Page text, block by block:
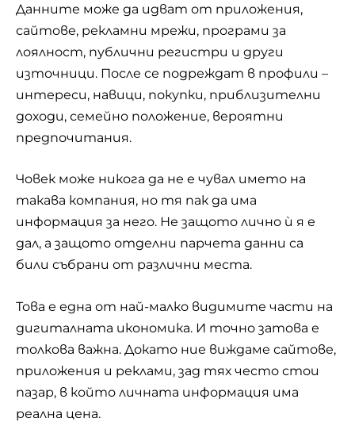
Данните може да идват от приложения,
сайтове, рекламни мрежи, програми за
лоялност, публични регистри и други
източници. После се подреждат в профили –
интереси, навици, покупки, приблизителни
доходи, семейно положение, вероятни
предпочитания.
Човек може никога да не е чувал името на
такава компания, но тя пак да има
информация за него. Не защото лично ѝ я е
дал, а защото отделни парчета данни са
били събрани от различни места.
Това е една от най-малко видимите части на
дигиталната икономика. И точно затова е
толкова важна. Докато ние виждаме сайтове,
приложения и реклами, зад тях често стои
пазар, в който личната информация има
реална цена.